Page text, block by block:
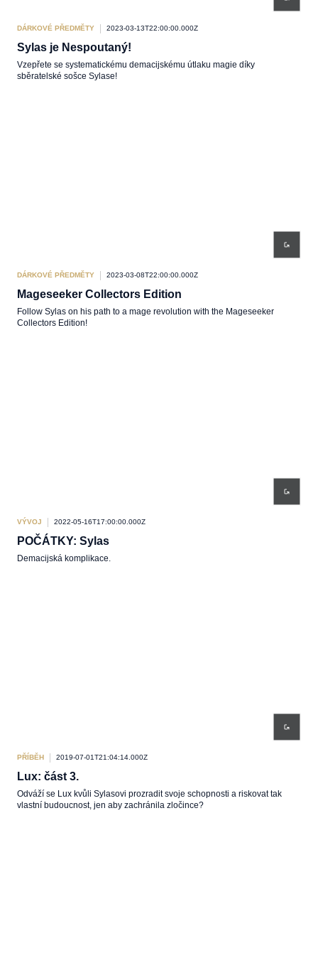
DÁRKOVÉ PŘEDMĚTY 2023-03-13T22:00:00.000Z
Sylas je Nespoutaný!
Vzepřete se systematickému demacijskému útlaku magie díky
sběratelské sošce Sylase!
DÁRKOVÉ PŘEDMĚTY 2023-03-08T22:00:00.000Z
Mageseeker Collectors Edition
Follow Sylas on his path to a mage revolution with the Mageseeker
Collectors Edition!
VÝVOJ 2022-05-16T17:00:00.000Z
POČÁTKY: Sylas
Demacijská komplikace.
PŘÍBĚH 2019-07-01T21:04:14.000Z
Lux: část 3.
Odváží se Lux kvůli Sylasovi prozradit svoje schopnosti a riskovat tak
vlastní budoucnost, jen aby zachránila zločince?